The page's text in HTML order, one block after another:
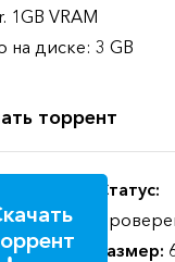
1GB VRAM
на диске: 3 GB
торрент
Статус:
Размер: